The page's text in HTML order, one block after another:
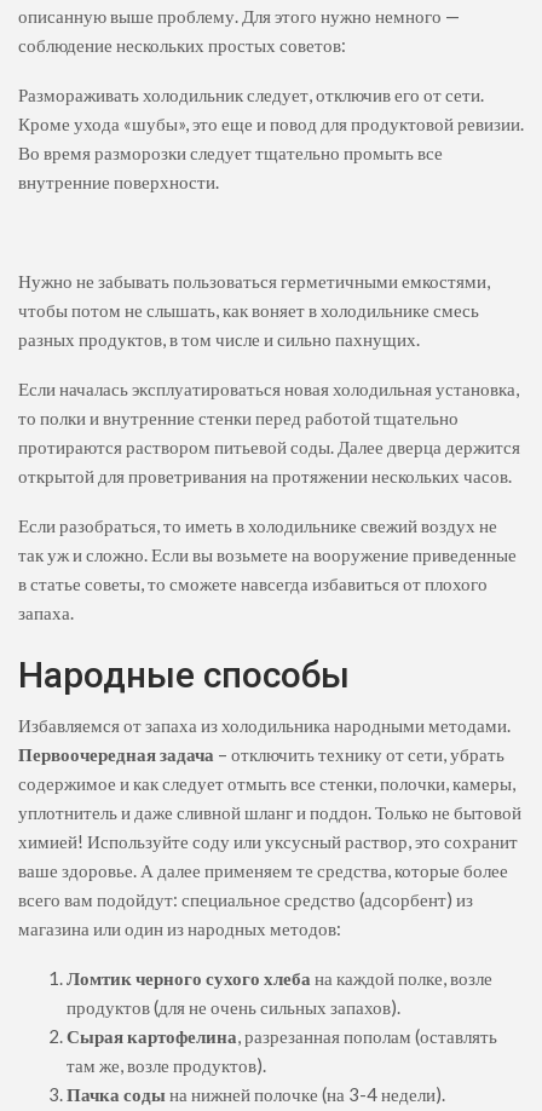
описанную выше проблему. Для этого нужно немного —
соблюдение нескольких простых советов:
Размораживать холодильник следует, отключив его от сети.
Кроме ухода «шубы», это еще и повод для продуктовой ревизии.
Во время разморозки следует тщательно промыть все
внутренние поверхности.
Нужно не забывать пользоваться герметичными емкостями,
чтобы потом не слышать, как воняет в холодильнике смесь
разных продуктов, в том числе и сильно пахнущих.
Если началась эксплуатироваться новая холодильная установка,
то полки и внутренние стенки перед работой тщательно
протираются раствором питьевой соды. Далее дверца держится
открытой для проветривания на протяжении нескольких часов.
Если разобраться, то иметь в холодильнике свежий воздух не
так уж и сложно. Если вы возьмете на вооружение приведенные
в статье советы, то сможете навсегда избавиться от плохого
запаха.
Народные способы
Избавляемся от запаха из холодильника народными методами.
Первоочередная задача – отключить технику от сети, убрать
содержимое и как следует отмыть все стенки, полочки, камеры,
уплотнитель и даже сливной шланг и поддон. Только не бытовой
химией! Используйте соду или уксусный раствор, это сохранит
ваше здоровье. А далее применяем те средства, которые более
всего вам подойдут: специальное средство (адсорбент) из
магазина или один из народных методов:
Ломтик черного сухого хлеба на каждой полке, возле
продуктов (для не очень сильных запахов).
Сырая картофелина, разрезанная пополам (оставлять
там же, возле продуктов).
Пачка содына нижней полочке (на 3-4 недели).